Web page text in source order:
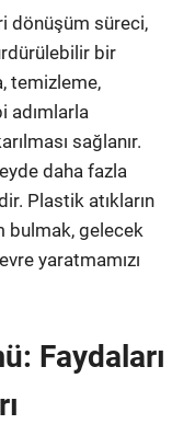
dönüşüm süreci,
bir
temizleme,
adımlarla
sağlanır.
daha fazla
Plastik atıkların
bulmak, gelecek
yaratmamızı
Faydaları